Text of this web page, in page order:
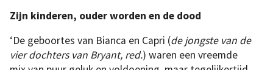
Zijn kinderen, ouder worden en de dood
‘De geboortes van Bianca en Capri (de jongste van de
vier dochters van Bryant, red.) waren een vreemde